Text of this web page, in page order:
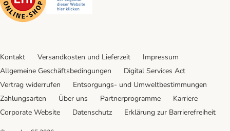
Kontakt Versandkosten und Lieferzeit
Impressum
Allgemeine Geschäftsbedingungen
Digital Services Act
Vertrag widerrufen
Entsorgungs- und Umweltbestimmungen
Zahlungsarten
Über uns Partnerprogramme
Karriere
Corporate Website
Datenschutz Erklärung zur Barrierefreiheit